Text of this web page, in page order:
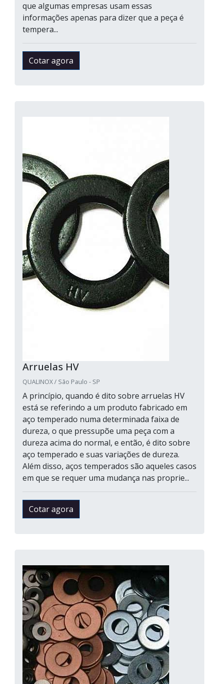
que algumas empresas usam essas
informações apenas para dizer que a peça é
tempera...
Cotar agora
Arruelas HV
QUALINOX / São Paulo - SP
A princípio, quando é dito sobre arruelas HV
está se referindo a um produto fabricado em
aço temperado numa determinada faixa de
dureza, o que pressupõe uma peça com a
dureza acima do normal, e então, é dito sobre
aço temperado e suas variações de dureza.
Além disso, aços temperados são aqueles casos
em que se requer uma mudança nas proprie...
Cotar agora